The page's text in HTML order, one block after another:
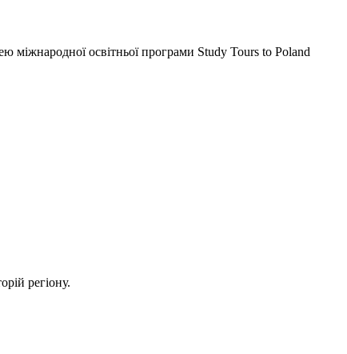
міжнародної освітньої програми Study Tours to Poland
регіону.